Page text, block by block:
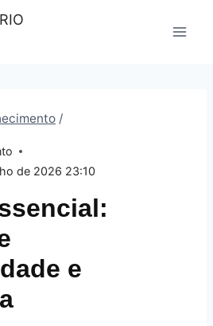
/
de 2026 23:10
e